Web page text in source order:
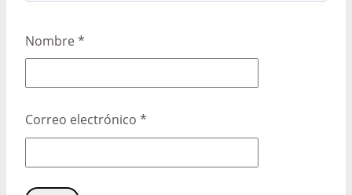
Nombre*
Correo electrónico *